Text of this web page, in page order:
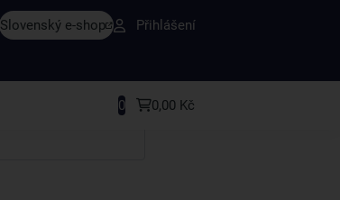
Slovenský e-shop Přihlášení
0 0,00 Kč